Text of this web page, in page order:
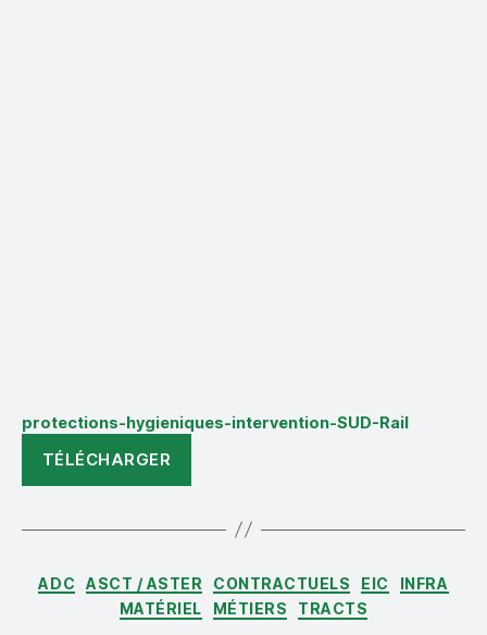
protections-hygieniques-intervention-SUD-Rail
TÉLÉCHARGER
Catégories
ADC ASCT / ASTER CONTRACTUELS EIC
INFRA
MATÉRIEL
MÉTIERS TRACTS